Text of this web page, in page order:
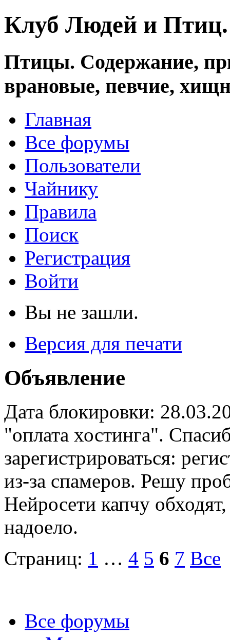
Клуб Людей и
Птицы. Содержание,
врановые, певчие,
Главная
Все форумы
Пользователи
Чайнику
Правила
Поиск
Регистрация
Войти
Вы не зашли.
Версия для печати
Объявление
Дата блокировки:
"оплата хостинга".
зарегистрироваться:
из-за спамеров. Решу
Нейросети капчу
надоело.
Страниц: 1 … 4 5 6 7 Все
Все форумы